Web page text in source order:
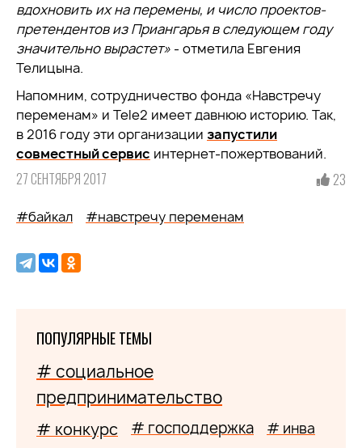
вдохновить их на перемены, и число проектов-
претендентов из Приангарья в следующем году
значительно вырастет» - отметила Евгения
Телицына.
Напомним, сотрудничество фонда «Навстречу
переменам» и Tele2 имеет давнюю историю. Так,
в 2016 году эти организации запустили
совместный сервис интернет-пожертвований.
27 СЕНТЯБРЯ 2017 23
#байкал #навстречу переменам
ПОПУЛЯРНЫЕ ТЕМЫ
# социальное
предпринимательство
# конкурс # господдержка # инва